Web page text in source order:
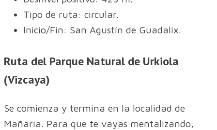
Tipo de ruta: circular.
Inicio/Fin: San Agustín de Guadalix.
Ruta del Parque Natural de Urkiola
(Vizcaya)
Se comienza y termina en la localidad de
Mañaria. Para que te vayas mentalizando,